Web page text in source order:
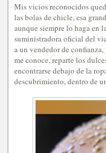
Mis vicios reconocidos
las bolas de chicle, esa
aunque siempre lo haga en
suministradora oficial del
a un vendedor de confianza,
me conoce, reparte los
encontrarse debajo de la
descubrimiento, dentro de